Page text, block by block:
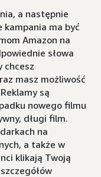
a następnie
kampania ma być
Amazon na
słowa
chcesz
masz możliwość
są
nowego filmu
długi film.
na
a także w
klikają Twoją